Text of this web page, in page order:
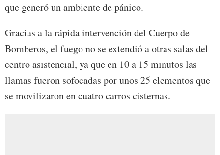
que generó un ambiente de pánico.
Gracias a la rápida intervención del Cuerpo de
Bomberos, el fuego no se extendió a otras salas del
centro asistencial, ya que en 10 a 15 minutos las
llamas fueron sofocadas por unos 25 elementos que
se movilizaron en cuatro carros cisternas.